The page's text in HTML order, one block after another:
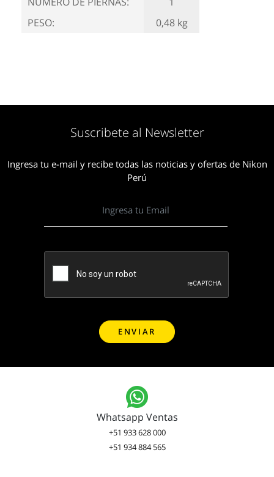
PESO:
0,48 kg
Suscribete al Newsletter
Ingresa tu e-mail y recibe todas las noticias y ofertas de Nikon
Perú
Whatsapp Ventas
+51 933 628 000
+51 934 884 565